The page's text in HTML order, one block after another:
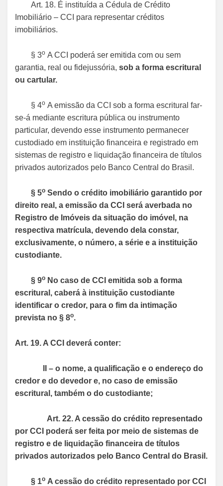
Art. 18. É instituída a Cédula de Crédito
Imobiliário – CCI para representar créditos
imobiliários.
§ 3o A CCI poderá ser emitida com ou sem
garantia, real ou fidejussória, sob a forma escritural
ou cartular.
§ 4o A emissão da CCI sob a forma escritural far-
se-á mediante escritura pública ou instrumento
particular, devendo esse instrumento permanecer
custodiado em instituição financeira e registrado em
sistemas de registro e liquidação financeira de títulos
privados autorizados pelo Banco Central do Brasil.
§ 5o Sendo o crédito imobiliário garantido por
direito real, a emissão da CCI será averbada no
Registro de Imóveis da situação do imóvel, na
respectiva matrícula, devendo dela constar,
exclusivamente, o número, a série e a instituição
custodiante.
§ 9o No caso de CCI emitida sob a forma
escritural, caberá à instituição custodiante
identificar o credor, para o fim da intimação
prevista no § 8o.
Art. 19. A CCI deverá conter:
II – o nome, a qualificação e o endereço do
credor e do devedor e, no caso de emissão
escritural, também o do custodiante;
Art. 22. A cessão do crédito representado
por CCI poderá ser feita por meio de sistemas de
registro e de liquidação financeira de títulos
privados autorizados pelo Banco Central do Brasil.
§ 1o A cessão do crédito representado por CCI